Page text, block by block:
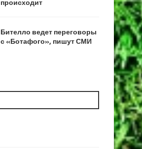
происходит
Бителло ведет переговоры
с «Ботафого», пишут СМИ